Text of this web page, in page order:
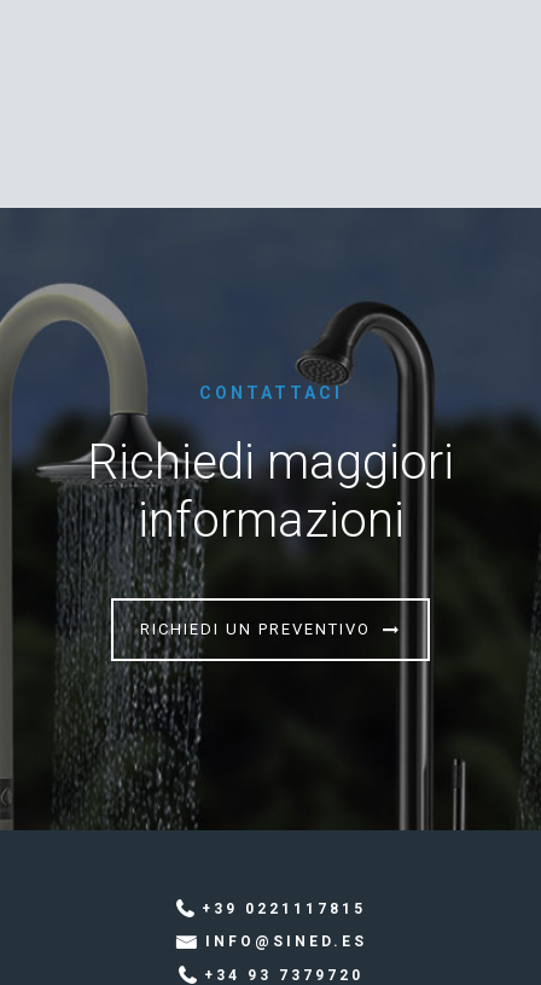
CONTATTACI
Richiedi maggiori
informazioni
RICHIEDI UN PREVENTIVO
+39 0221117815
INFO@SINED.ES
+34 93 7379720